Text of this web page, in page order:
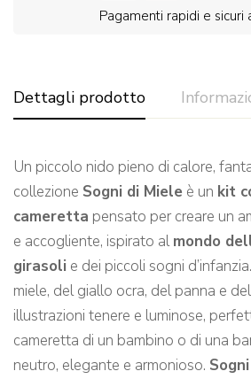
Pagamenti rapidi e sicuri
Dettagli prodotto
Un piccolo nido pieno di calore,
collezione Sogni di Miele è un kit
cameretta pensato per creare un
e accogliente, ispirato almondo
girasoli e dei piccoli sogni
miele, del giallo ocra, del panna e
illustrazioni tenere e luminose,
cameretta di un bambino o di una
neutro, elegante e armonioso.